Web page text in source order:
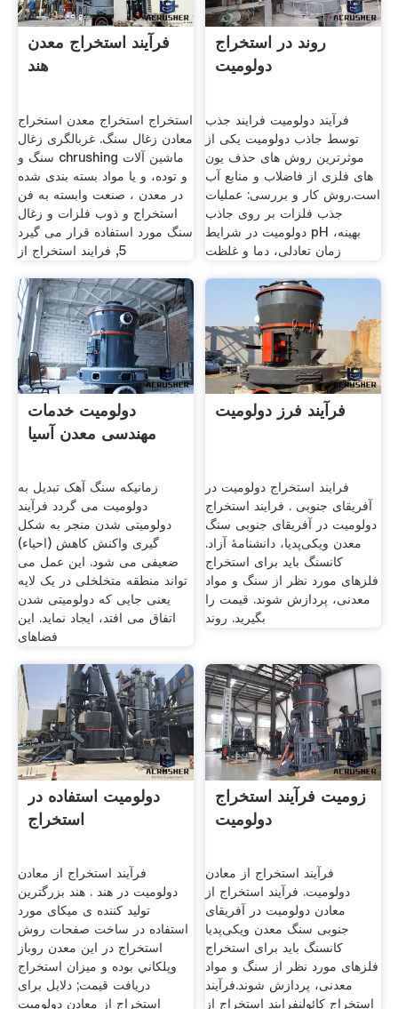
فرآیند استخراج معدن
هند
استخراج استخراج معدن استخراج
معادن زغال سنگ. غربالگری زغال
سنگ و chrushing ماشین آلات
و توده، و یا مواد بسته بندی شده
در معدن ، صنعت وابسته به فن
استخراج و ذوب فلزات و زغال
سنگ مورد استفاده قرار می گیرد
5, فرایند استخراج از
روند در استخراج
دولومیت
فرآیند دولومیت فرایند جذب
توسط جاذب دولومیت یکی از
موثرترین روش های حذف یون
های فلزی از فاضلاب و منابع آب
است.روش کار و بررسی: عملیات
جذب فلزات بر روی جاذب
دولومیت در شرایط pH بهینه،
زمان تعادلی، دما و غلظت
دولومیت خدمات
مهندسی معدن آسیا
زمانیکه سنگ آهک تبدیل به
دولومیت می گردد فرآیند
دولومیتی شدن منجر به شکل
گیری واکنش کاهش (احیاء)
ضعیفی می شود. این عمل می
تواند منطقه متخلخلی در یک لایه
یعنی جایی که دولومیتی شدن
اتفاق می افتد، ایجاد نماید. این
فضاهای
فرآیند فرز دولومیت
فرایند استخراج دولومیت در
آفریقای جنوبی . فرایند استخراج
دولومیت در آفریقای جنوبی سنگ
معدن ویکی‌پدیا، دانشنامهٔ آزاد.
کانسنگ باید برای استخراج
فلزهای مورد نظر از سنگ و مواد
معدنی، پردازش شوند. قیمت را
بگیرید. روند
دولومیت استفاده در
استخراج
فرآیند استخراج از معادن
دولومیت در هند . هند بزرگترین
تولید کننده ی میکای مورد
استفاده در ساخت صفحات روش
استخراج در اين معدن روباز
وپلکاني بوده و ميزان استخراج
دریافت قیمت; دلایل برای
استخراج از معادن دولومیت
زومیت فرآیند استخراج
دولومیت
فرآیند استخراج از معادن
دولومیت. فرآیند استخراج از
معادن دولومیت در آفریقای
جنوبی سنگ معدن ویکی‌پدیا
کانسنگ باید برای استخراج
فلزهای مورد نظر از سنگ و مواد
معدنی، پردازش شوند.فرآیند
استخراج کائولنفرایند استخراج از